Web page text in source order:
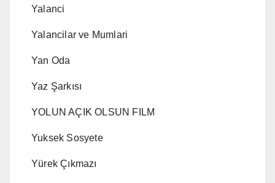
Yalanci
Yalancilar ve Mumlari
Yan Oda
Yaz Şarkısı
YOLUN AÇIK OLSUN FILM
Yuksek Sosyete
Yürek Çıkmazı